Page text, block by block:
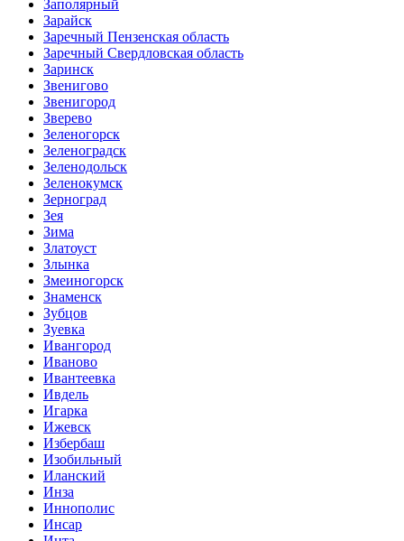
Заполярный
Зарайск
Заречный Пензенская область
Заречный Свердловская область
Заринск
Звенигово
Звенигород
Зверево
Зеленогорск
Зеленоградск
Зеленодольск
Зеленокумск
Зерноград
Зея
Зима
Златоуст
Злынка
Змеиногорск
Знаменск
Зубцов
Зуевка
Ивангород
Иваново
Ивантеевка
Ивдель
Игарка
Ижевск
Избербаш
Изобильный
Иланский
Инза
Иннополис
Инсар